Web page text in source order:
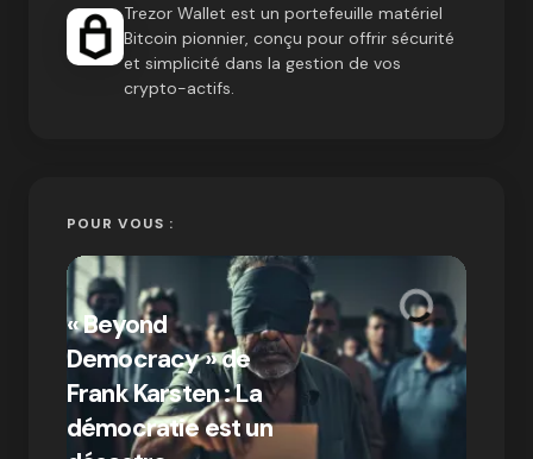
Trezor Wallet est un portefeuille matériel
Bitcoin pionnier, conçu pour offrir sécurité
et simplicité dans la gestion de vos
crypto-actifs.
POUR VOUS :
« Beyond
Democracy » de
Frank Karsten : La
démocratie est un
par Ines Aissani